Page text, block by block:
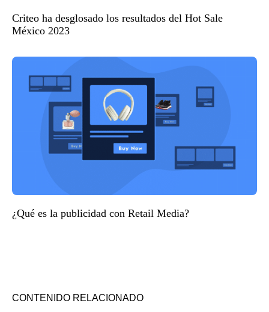
Criteo ha desglosado los resultados del Hot Sale
México 2023
¿Qué es la publicidad con Retail Media?
CONTENIDO RELACIONADO